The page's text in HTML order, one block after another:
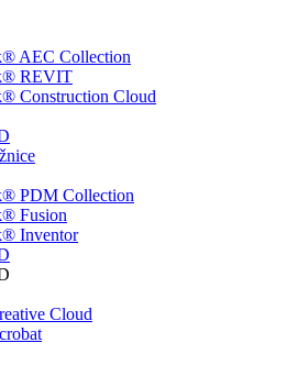
AEC Collection
REVIT
Construction Cloud
PDM Collection
Fusion
Inventor
Cloud